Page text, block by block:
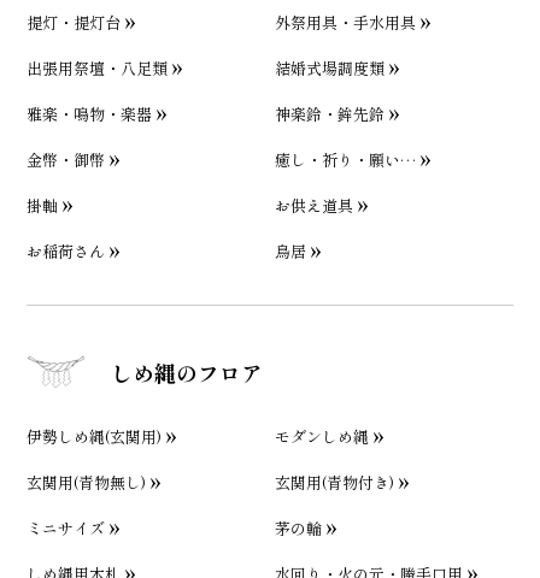
提灯・提灯台
外祭用具・手水用具
出張用祭壇・八足類
結婚式場調度類
雅楽・鳴物・楽器
神楽鈴・鉾先鈴
金幣・御幣
癒し・祈り・願い…
掛軸
お供え道具
お稲荷さん
鳥居
しめ縄のフロア
伊勢しめ縄(玄関用)
モダンしめ縄
玄関用(青物無し)
玄関用(青物付き)
ミニサイズ
茅の輪